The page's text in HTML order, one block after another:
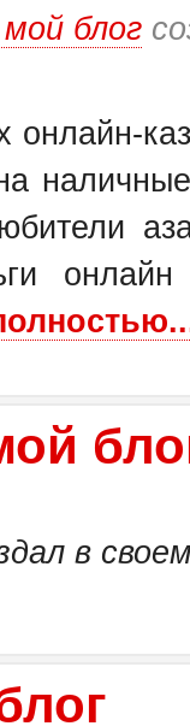
блог
онлайн-
в